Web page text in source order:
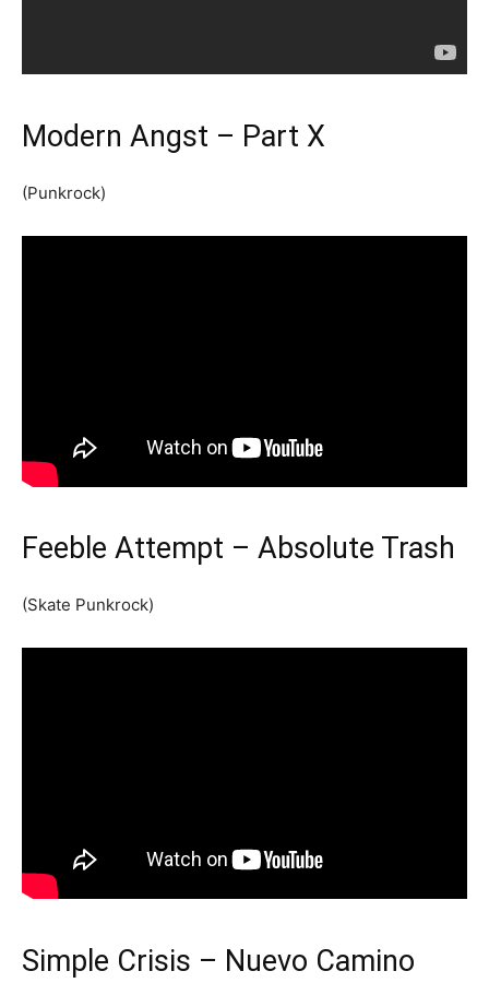
Modern Angst – Part X
(Punkrock)
Feeble Attempt – Absolute Trash
(Skate Punkrock)
Simple Crisis – Nuevo Camino